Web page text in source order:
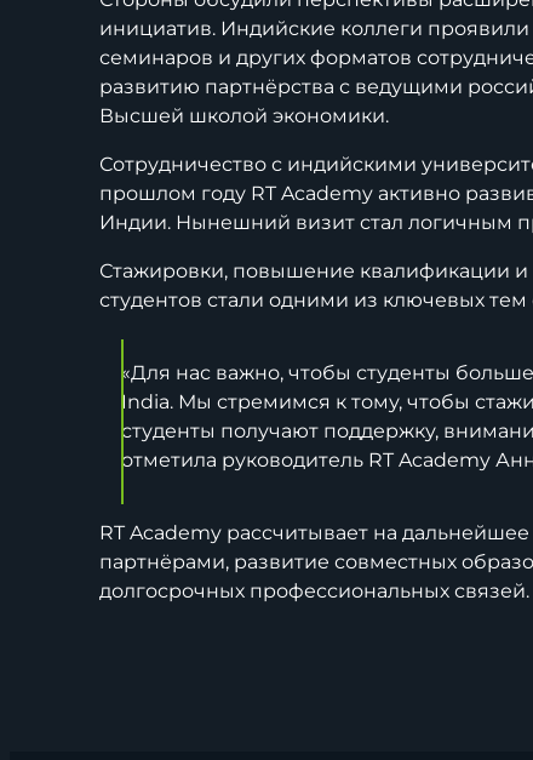
инициатив. Индийские коллеги
семинаров и других форматов
развитию партнёрства с ведущими
Высшей школой экономики.
Сотрудничество с индийскими
прошлом году RT Academy активно
Индии. Нынешний визит стал логичным
Стажировки, повышение квалификации и
студентов стали одними из ключевых
«Для нас важно, чтобы студенты
India. Мы стремимся к тому, чтобы
студенты получают поддержку,
отметила руководитель RT Academy
RT Academy рассчитывает на
партнёрами, развитие совместных
долгосрочных профессиональных связей.